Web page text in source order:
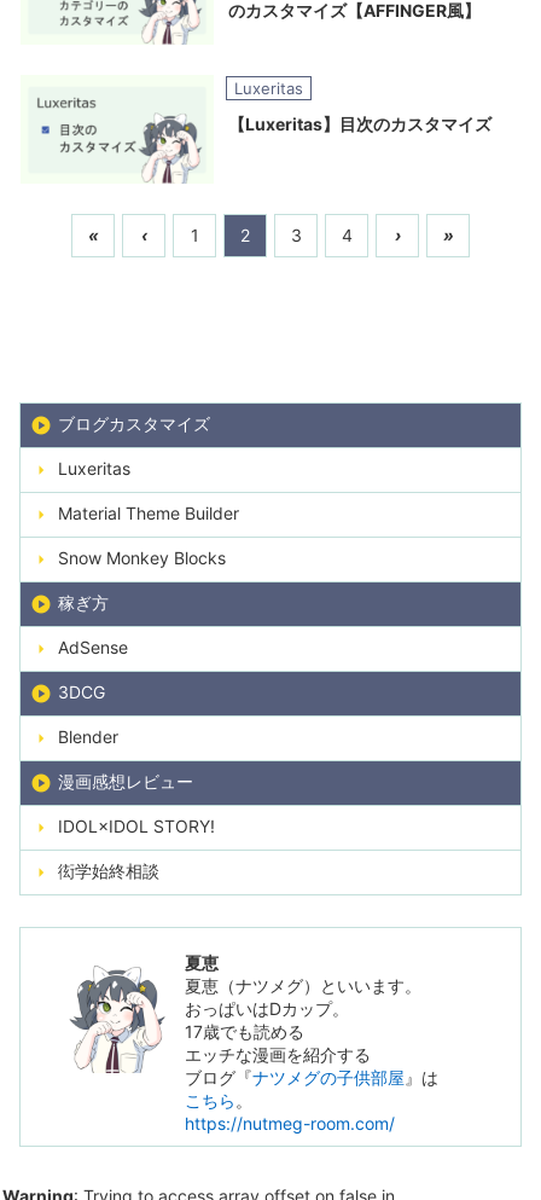
のカスタマイズ【AFFINGER風】
Luxeritas
【Luxeritas】目次のカスタマイズ
« ‹ 1 2 3 4 › »
ブログカスタマイズ
Luxeritas
Material Theme Builder
Snow Monkey Blocks
稼ぎ方
AdSense
3DCG
Blender
漫画感想レビュー
IDOL×IDOL STORY!
衒学始終相談
夏恵
夏恵（ナツメグ）といいます。
おっぱいはDカップ。
17歳でも読める
エッチな漫画を紹介する
ブログ『ナツメグの子供部屋 』は
こちら 。
https://nutmeg-room.com/
Warning: Trying to access array offset on false in